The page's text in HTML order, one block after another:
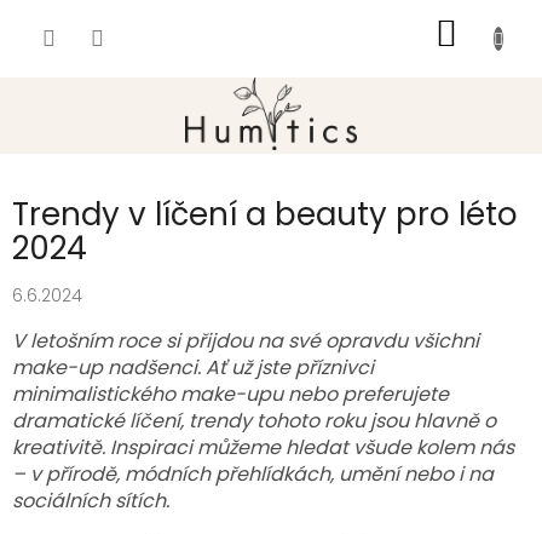
KOŠÍK
Trendy v líčení a beauty pro léto
2024
6.6.2024
V letošním roce si přijdou na své opravdu všichni
make-up nadšenci. Ať už jste příznivci
minimalistického make-upu nebo preferujete
dramatické líčení, trendy tohoto roku jsou hlavně o
kreativitě. Inspiraci můžeme hledat všude kolem nás
– v přírodě, módních přehlídkách, umění nebo i na
sociálních sítích.